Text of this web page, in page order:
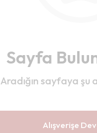
Sayfa
Aradığın sayfaya şu
Alışverişe